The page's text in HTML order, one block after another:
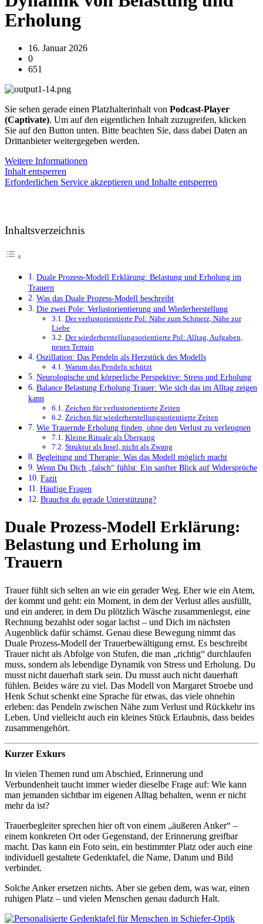
Erholung
16. Januar 2026
0
651
Sie sehen gerade einen Platzhalterinhalt von Podcast-Player
(Captivate). Um auf den eigentlichen Inhalt zuzugreifen, klicken
Sie auf den Button unten. Bitte beachten Sie, dass dabei Daten an
Drittanbieter weitergegeben werden.
Weitere Informationen
Inhalt entsperren
Erforderlichen Service akzeptieren und Inhalte entsperren
Inhaltsverzeichnis
Duale Prozess-Modell Erklärung: Belastung und Erholung im
Trauern
Was das Duale Prozess-Modell beschreibt
Die zwei Pole: Verlustorientierung und Wiederherstellung
Der verlustorientierte Pol: Nähe zum Schmerz, Nähe zur
Liebe
Der wiederherstellungsorientierte Pol: Alltag, Aufgaben,
neues Terrain
Oszillation: Das Pendeln als Herzstück des Modells
Warum das Pendeln schützt
Neurologische und körperliche Perspektive: Stress und Erholung
Balance Belastung Erholung Trauer: Wie sich das im Alltag zeigen
kann
Zeichen für verlustorientierte Zeiten
Zeichen für wiederherstellungsorientierte Zeiten
Wie Trauernde Erholung finden, ohne den Verlust zu verleugnen
Kleine Rituale als Übergang
Struktur als Insel, nicht als Zwang
Begleitung und Therapie: Was das Modell möglich macht
Wenn Du Dich „falsch“ fühlst: Ein sanfter Blick auf Widersprüche
Fazit
Häufige Fragen
Brauchst du gerade Unterstützung?
Duale Prozess-Modell Erklärung:
Belastung und Erholung im
Trauern
Trauer fühlt sich selten an wie ein gerader Weg. Eher wie ein Atem,
der kommt und geht: ein Moment, in dem der Verlust alles ausfüllt,
und ein anderer, in dem Du plötzlich Wäsche zusammenlegst, eine
Rechnung bezahlst oder sogar lachst – und Dich im nächsten
Augenblick dafür schämst. Genau diese Bewegung nimmt das
Duale Prozess-Modell der Trauerbewältigung ernst. Es beschreibt
Trauer nicht als Abfolge von Stufen, die man „richtig“ durchlaufen
muss, sondern als lebendige Dynamik von Stress und Erholung. Du
musst nicht dauerhaft stark sein. Du musst auch nicht dauerhaft
fühlen. Beides wäre zu viel. Das Modell von Margaret Stroebe und
Henk Schut schenkt eine Sprache für etwas, das viele ohnehin
erleben: das Pendeln zwischen Nähe zum Verlust und Rückkehr ins
Leben. Und vielleicht auch ein kleines Stück Erlaubnis, dass beides
zusammengehört.
Kurzer Exkurs
In vielen Themen rund um Abschied, Erinnerung und
Verbundenheit taucht immer wieder dieselbe Frage auf: Wie kann
man jemanden sichtbar im eigenen Alltag behalten, wenn er nicht
mehr da ist?
Trauerbegleiter sprechen hier oft von einem „äußeren Anker“ –
einem konkreten Ort oder Gegenstand, der Erinnerung greifbar
macht. Das kann ein Foto sein, ein bestimmter Platz oder auch eine
individuell gestaltete Gedenktafel, die Name, Datum und Bild
verbindet.
Solche Anker ersetzen nichts. Aber sie geben dem, was war, einen
ruhigen Platz – und vielen Menschen genau dadurch Halt.